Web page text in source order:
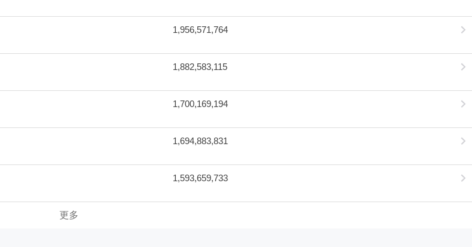
1,956,571,764
1,882,583,115
1,700,169,194
1,694,883,831
1,593,659,733
更多